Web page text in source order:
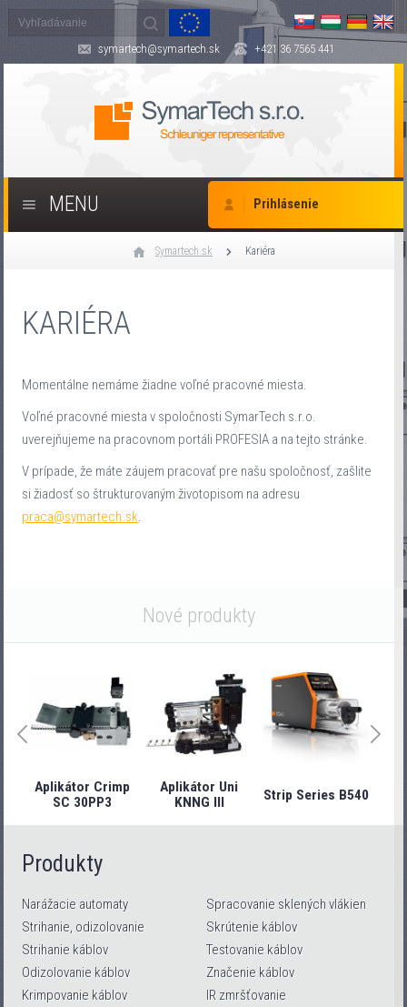
symartech@symartech.sk +421 36 7565 441
Prihlásenie
MENU
Symartech.sk Kariéra
KARIÉRA
Momentálne nemáme žiadne voľné pracovné miesta.
Voľné pracovné miesta v spoločnosti SymarTech s.r.o.
uverejňujeme na pracovnom portáli PROFESIA a na tejto stránke.
V prípade, že máte záujem pracovať pre našu spoločnosť, zašlite
si žiadosť so štrukturovaným životopisom na adresu
praca@symartech.sk.
Nové produkty
Aplikátor Crimp
SC 30PP3
Aplikátor Uni
KNNG III
Strip Series B540
Produkty
Narážacie automaty
Strihanie, odizolovanie
Strihanie káblov
Odizolovanie káblov
Krimpovanie káblov
Spracovanie sklených vlákien
Skrútenie káblov
Testovanie káblov
Značenie káblov
IR zmršťovanie